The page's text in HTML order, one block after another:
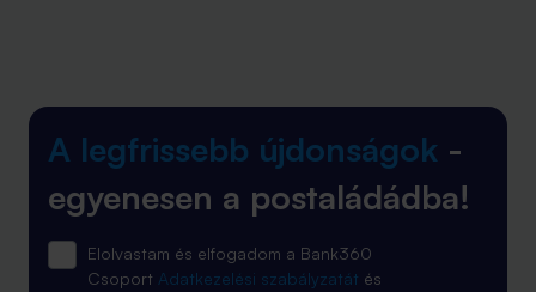
A legfrissebb újdonságok -
egyenesen a postaládádba!
Elolvastam és elfogadom a Bank360
Csoport Adatkezelési szabályzatát és